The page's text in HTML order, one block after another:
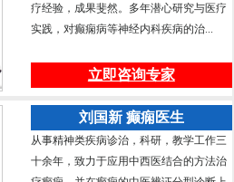
疗经验，成果斐然。多年潜心研究与医疗
实践，对癫痫病等神经内科疾病的治...
立即咨询专家
刘国新 癫痫医生
从事精神类疾病诊治，科研，教学工作三
十余年，致力于应用中西医结合的方法治